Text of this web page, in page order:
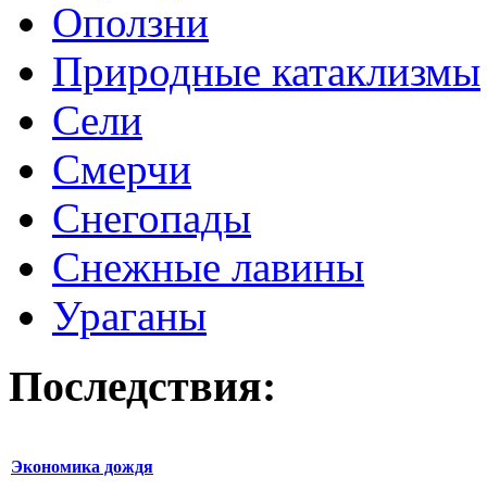
Оползни
Природные катаклизмы
Сели
Смерчи
Снегопады
Снежные лавины
Ураганы
Последствия:
Экономика дождя